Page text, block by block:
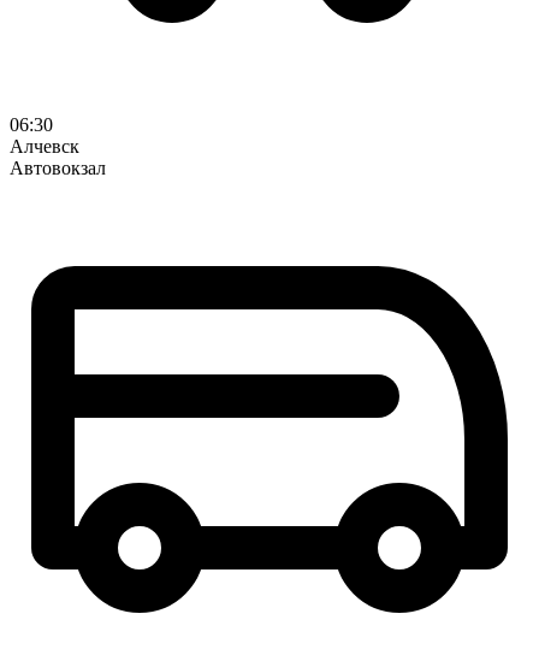
06:30
Алчевск
Автовокзал